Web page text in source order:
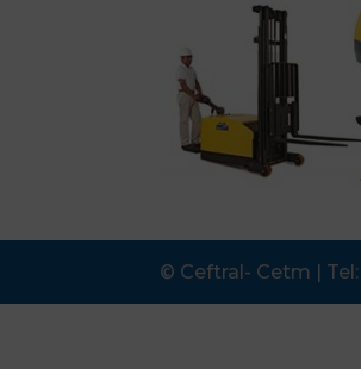
© Ceftral- Cetm |